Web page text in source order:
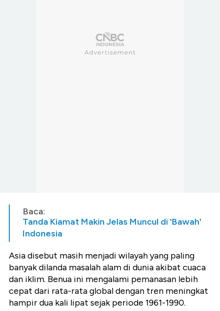
Baca:
Tanda Kiamat Makin Jelas Muncul di 'Bawah'
Indonesia
Asia disebut masih menjadi wilayah yang paling
banyak dilanda masalah alam di dunia akibat cuaca
dan iklim. Benua ini mengalami pemanasan lebih
cepat dari rata-rata global dengan tren meningkat
hampir dua kali lipat sejak periode 1961-1990.